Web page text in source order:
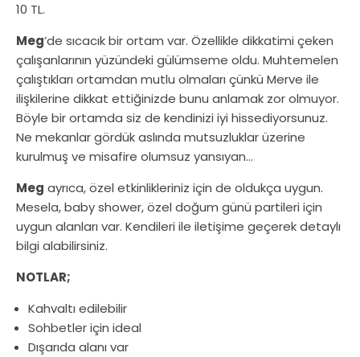
10 TL.
Meg’de sıcacık bir ortam var. Özellikle dikkatimi çeken
çalışanlarının yüzündeki gülümseme oldu. Muhtemelen
çalıştıkları ortamdan mutlu olmaları çünkü Merve ile
ilişkilerine dikkat ettiğinizde bunu anlamak zor olmuyor.
Böyle bir ortamda siz de kendinizi iyi hissediyorsunuz.
Ne mekanlar gördük aslında mutsuzluklar üzerine
kurulmuş ve misafire olumsuz yansıyan…
Meg ayrıca, özel etkinlikleriniz için de oldukça uygun.
Mesela, baby shower, özel doğum günü partileri için
uygun alanları var. Kendileri ile iletişime geçerek detaylı
bilgi alabilirsiniz.
NOTLAR;
Kahvaltı edilebilir
Sohbetler için ideal
Dışarıda alanı var